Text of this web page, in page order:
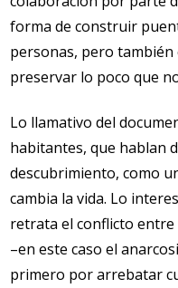
forma de construir
personas, pero
preservar lo poco que
Lo llamativo del
habitantes, que hablan
descubrimiento, como
cambia la vida. Lo
retrata el conflicto
–en este caso el
primero por arrebatar